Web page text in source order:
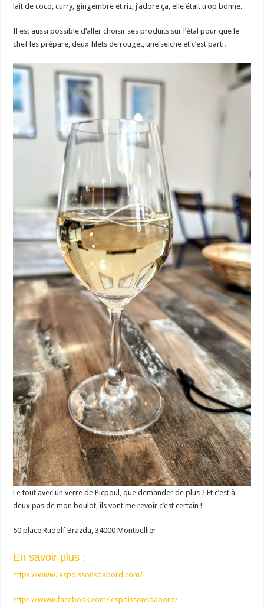
lait de coco, curry, gingembre et riz, j’adore ça, elle était trop bonne.
Il est aussi possible d’aller choisir ses produits sur l’étal pour que le
chef les prépare, deux filets de rouget, une seiche et c’est parti.
Le tout avec un verre de Picpoul, que demander de plus ? Et c’est à
deux pas de mon boulot, ils vont me revoir c’est certain !
50 place Rudolf Brazda, 34000 Montpellier
En savoir plus :
https://www.lespoissonsdabord.com/
https://www.facebook.com/lespoissonsdabord/